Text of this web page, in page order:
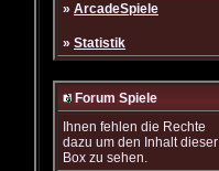
» ArcadeSpiele
» Statistik
Forum Spiele
Ihnen fehlen die Rechte
dazu um den Inhalt dieser
Box zu sehen.